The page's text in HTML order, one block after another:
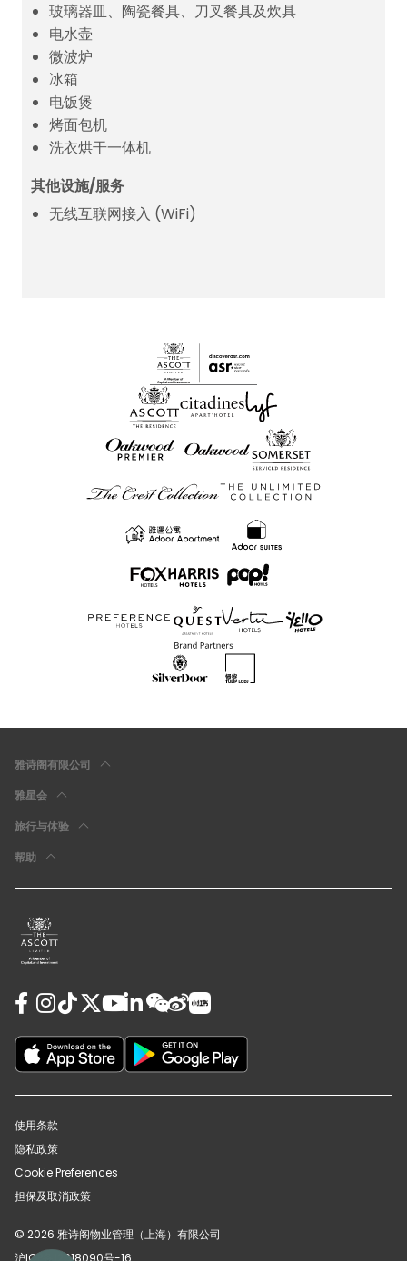
玻璃器皿、陶瓷餐具、刀叉餐具及炊具
电水壶
微波炉
冰箱
电饭煲
烤面包机
洗衣烘干一体机
其他设施/服务
无线互联网接入 (WiFi)
雅诗阁有限公司
雅星会
旅行与体验
帮助
使用条款
隐私政策
Cookie Preferences
担保及取消政策
© 2026 雅诗阁物业管理（上海）有限公司
沪ICP备12018090号-16